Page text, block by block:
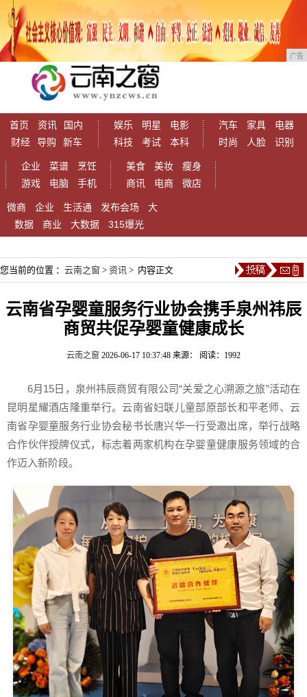
广告
首页 资讯
国内
财经
导购 新车
娱乐 明星
电影
科技
考试 本科
汽车 家具
电器
时尚
人脸 识别
企业 菜谱
烹饪
游戏
电脑 手机
美食 美妆
瘦身
商讯
电商 微店
微商 企业 生活通 发布会场
大
数据
商业 大数据 315爆光
您当前的位置 ： 云南之窗 > 资讯 > 内容正文
云南省孕婴童服务行业协会携手泉州祎辰
商贸共促孕婴童健康成长
云南之窗 2026-06-17 10:37:48 来源： 阅读：1992
6月15日，泉州祎辰商贸有限公司“关爱之心溯源之旅”活动在
昆明星耀酒店隆重举行。云南省妇联儿童部原部长和平老师、云
南省孕婴童服务行业协会秘书长唐兴华一行受邀出席，举行战略
合作伙伴授牌仪式，标志着两家机构在孕婴童健康服务领域的合
作迈入新阶段。